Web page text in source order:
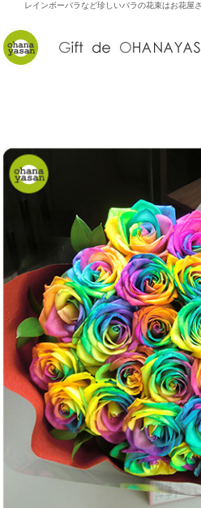
レインボーバラなど珍しいバラの花束はお花屋